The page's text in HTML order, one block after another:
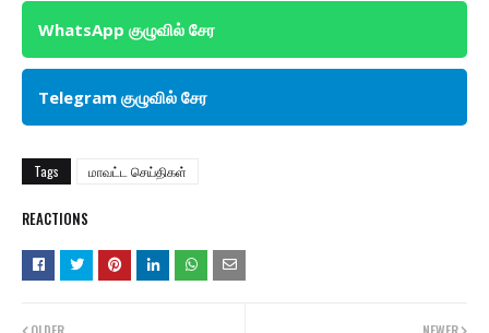
WhatsApp குழுவில் சேர
Telegram குழுவில் சேர
Tags மாவட்ட செய்திகள்
REACTIONS